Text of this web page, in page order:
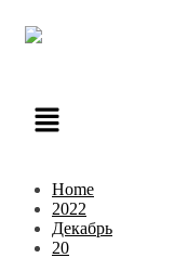
Home
2022
Декабрь
20